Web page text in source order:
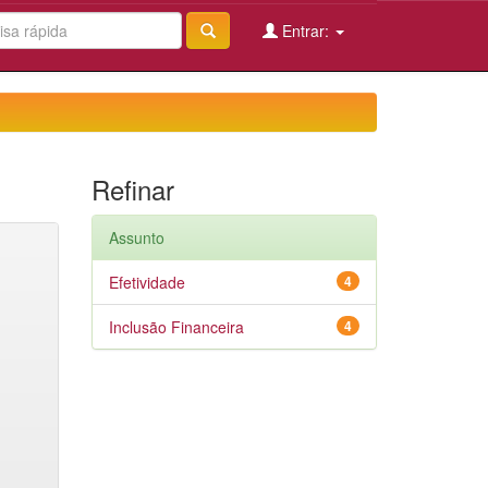
Entrar:
Refinar
Assunto
4
Efetividade
4
Inclusão Financeira